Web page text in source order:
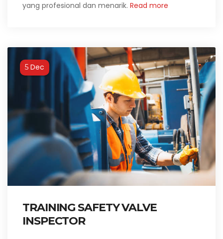
yang profesional dan menarik. Read more
5 Dec
TRAINING SAFETY VALVE
INSPECTOR